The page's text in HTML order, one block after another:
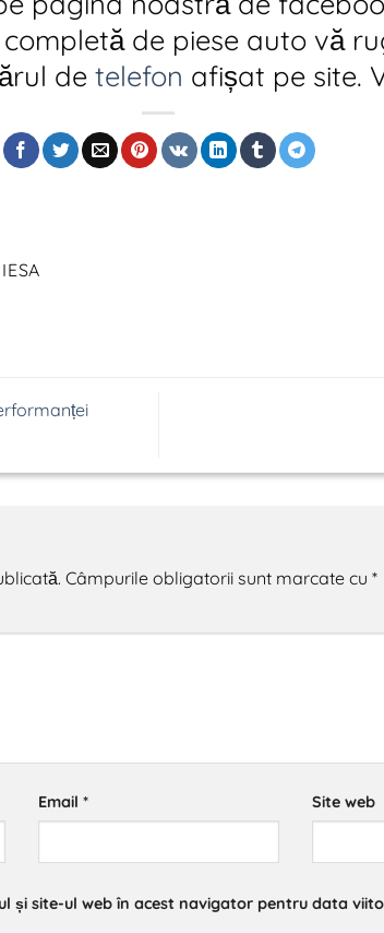
de piese auto vă
detelefon afișat pe site.
Câmpurile obligatorii sunt marcate cu *
Email * Site web
și site-ul web în acest navigator pentru data